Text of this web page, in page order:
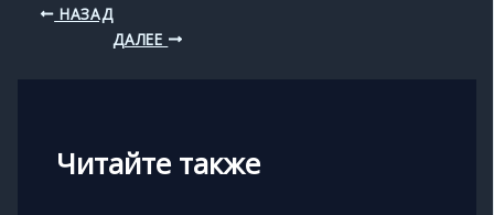
НАЗАД
ДАЛЕЕ
Читайте также